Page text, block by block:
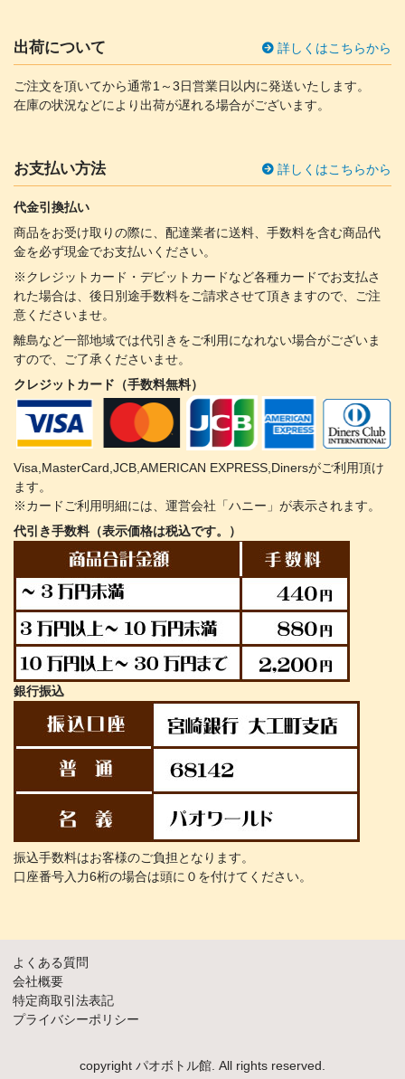
出荷について 詳しくはこちらから
ご注文を頂いてから通常1～3日営業日以内に発送いたします。
在庫の状況などにより出荷が遅れる場合がございます。
お支払い方法 詳しくはこちらから
代金引換払い
商品をお受け取りの際に、配達業者に送料、手数料を含む商品代
金を必ず現金でお支払いください。
※クレジットカード・デビットカードなど各種カードでお支払さ
れた場合は、後日別途手数料をご請求させて頂きますので、ご注
意くださいませ。
離島など一部地域では代引きをご利用になれない場合がございま
すので、ご了承くださいませ。
クレジットカード（手数料無料）
Visa,MasterCard,JCB,AMERICAN EXPRESS,Dinersがご利用頂け
ます。
※カードご利用明細には、運営会社「ハニー」が表示されます。
代引き手数料（表示価格は税込です。）
銀行振込
振込手数料はお客様のご負担となります。
口座番号入力6桁の場合は頭に０を付けてください。
よくある質問
会社概要
特定商取引法表記
プライバシーポリシー
copyright パオボトル館. All rights reserved.